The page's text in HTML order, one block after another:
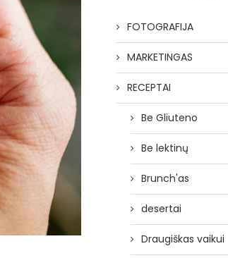
FOTOGRAFIJA
MARKETINGAS
RECEPTAI
Be Gliuteno
Be lektinų
Brunch'as
desertai
Draugiškas vaikui